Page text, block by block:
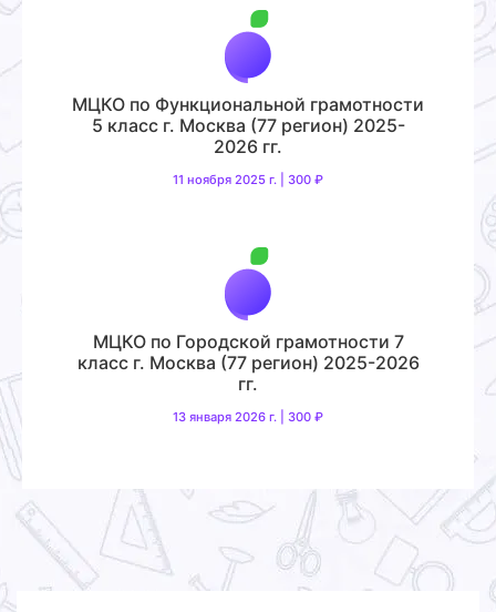
МЦКО по Функциональной грамотности
5 класс г. Москва (77 регион) 2025-
2026 гг.
11 ноября 2025 г. | 300 ₽
МЦКО по Городской грамотности 7
класс г. Москва (77 регион) 2025-2026
гг.
13 января 2026 г. | 300 ₽